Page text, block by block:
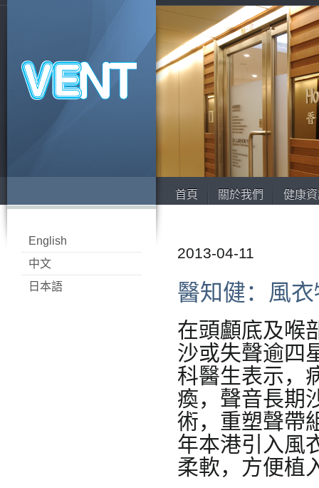
English
中文
日本語
首頁 關於我們 健康
2013-04-11
醫知健：風
在頭顱底及喉
沙或失聲逾四
科醫生表示，
瘓，聲音長期
術，重塑聲帶
年本港引入風
柔軟，方便植